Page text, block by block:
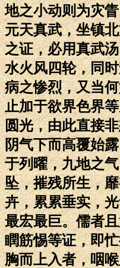
地之小动则为灾
元天真武，坐镇
之证，必用真武
水火风四轮，同
病之惨烈，又当
止加于欲界色界
圆光，由此直接
阴气下而高覆始
于列曜，九地之
坠，摧残所生，
卉，累累垂实，
最宏最巨。儒者
瞤筋惕等证，即
胸而上入者，咽